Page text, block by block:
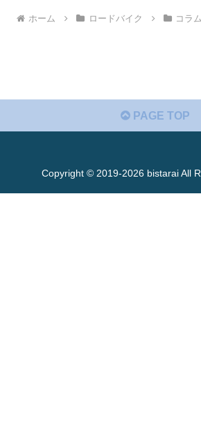
ホーム ロードバイク コラ
PAGE TOP
Copyright © 2019-2026 bistarai All